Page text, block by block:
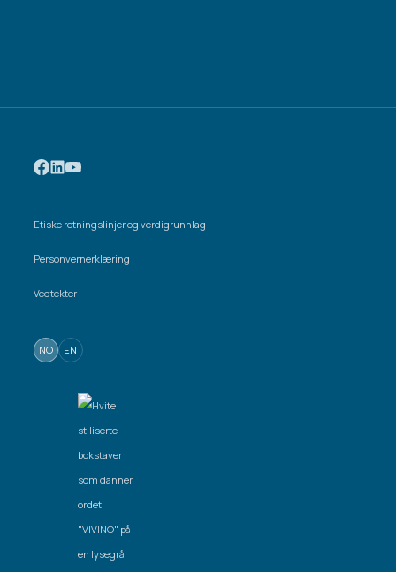
Etiske retningslinjer og verdigrunnlag
Personvernerklæring
Vedtekter
NO EN